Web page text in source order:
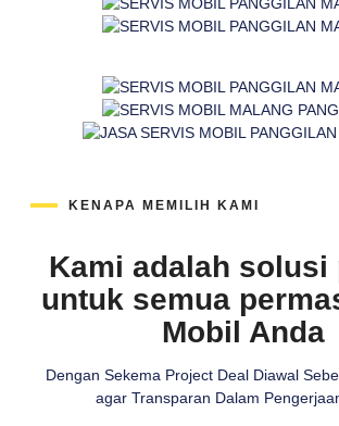
KENAPA MEMILIH KAMI
Kami adalah solusi
untuk semua
Mobil Anda
Dengan Sekema Project Deal Diawal
agar Transparan Dalam